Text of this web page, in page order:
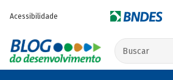
Acessibilidade
Buscar no site